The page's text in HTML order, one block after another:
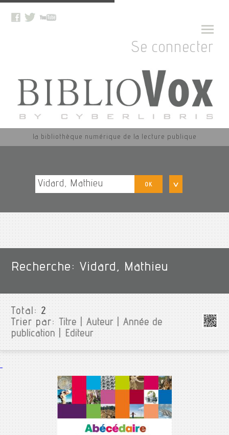
Se connecter
la bibliothèque numérique de la lecture publique
OK
Recherche: Vidard, Mathieu
Total:2
Trier par: Titre|Auteur|Année de
publication|Editeur